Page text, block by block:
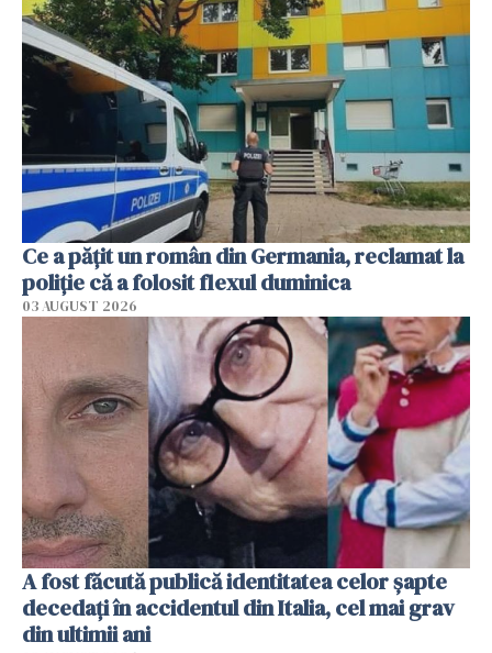
Ce a pățit un român din Germania, reclamat la
poliție că a folosit flexul duminica
03 AUGUST 2026
A fost făcută publică identitatea celor șapte
decedați în accidentul din Italia, cel mai grav
din ultimii ani